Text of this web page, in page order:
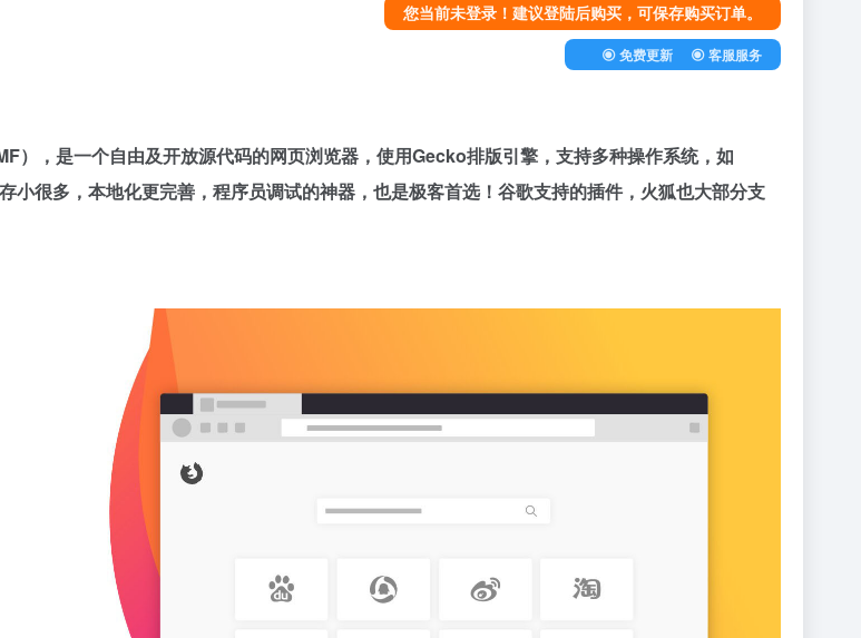
您当前未登录！建议登陆后购买，可保存购买订单。
免费更新 客服服务
，是一个自由及开放源代码的网页浏览器，使用Gecko排版引擎，支持多种操作系统，如
很多，本地化更完善，程序员调试的神器，也是极客首选！谷歌支持的插件，火狐也大部分支